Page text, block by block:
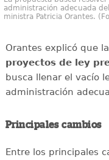
administración adecuada
ministra Patricia Orantes.
Orantes explicó que
proyectos de ley
busca llenar el vacío
administración
Principales cambios
Entre los principales